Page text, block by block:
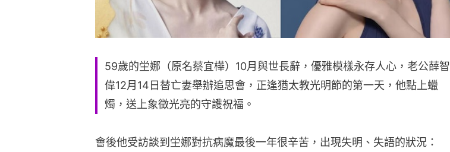
59歲的坣娜（原名蔡宜樺）10月與世長辭，優雅模樣永存人心，老公薛智
偉12月14日替亡妻舉辦追思會，正逢猶太教光明節的第一天，他點上蠟
燭，送上象徵光亮的守護祝福。
會後他受訪談到坣娜對抗病魔最後一年很辛苦，出現失明、失語的狀況：